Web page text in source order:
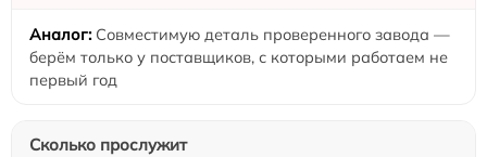
Совместимую деталь проверенного завода —
берём только у поставщиков, с которыми работаем не
первый год
Сколько прослужит